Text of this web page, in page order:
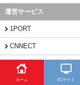
ホーム ECサイト
運営サービス
1PORT
CNNECT
CHINAMART
Copyright